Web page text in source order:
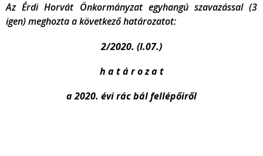
Az Érdi Horvát Önkormányzat egyhangú szavazással (3
igen) meghozta a következő határozatot:
2/2020. (I.07.)
h a t á r o z a t
a 2020. évi rác bál fellépőiről